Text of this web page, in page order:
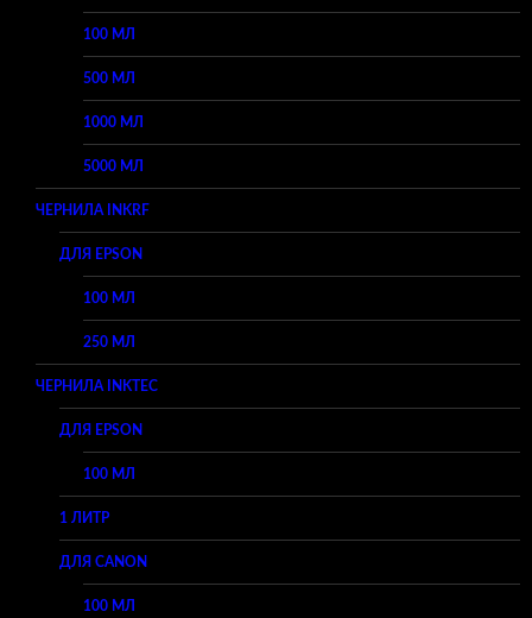
100 МЛ
500 МЛ
1000 МЛ
5000 МЛ
ЧЕРНИЛА INKRF
ДЛЯ EPSON
100 МЛ
250 МЛ
ЧЕРНИЛА INKTEC
ДЛЯ EPSON
100 МЛ
1 ЛИТР
ДЛЯ CANON
100 МЛ